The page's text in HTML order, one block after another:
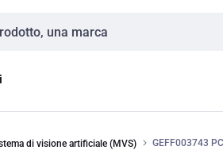
di visione artificiale (MVS) GEFF003743